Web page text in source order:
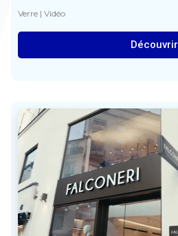
Verre | Vidéo
Découvrir